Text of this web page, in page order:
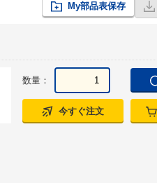
My部品表保存
数量：
今すぐ注文